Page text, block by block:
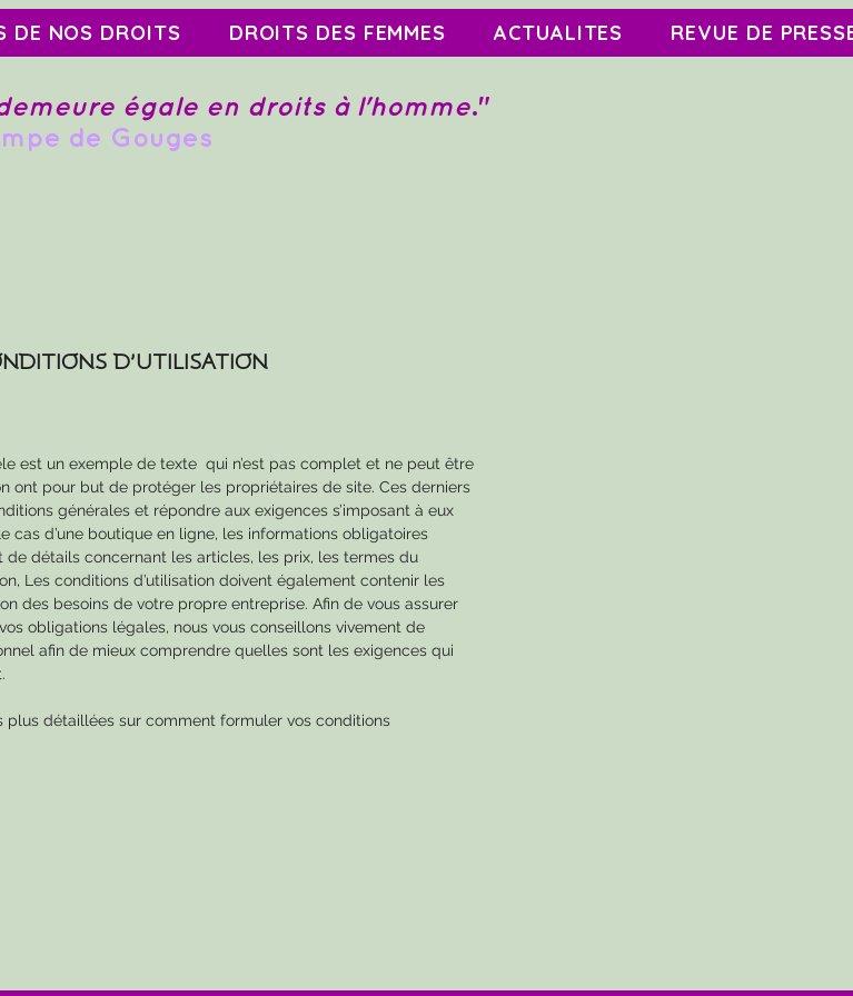
DE NOS DROITS DROITS DES FEMMES ACTUALITES REVUE DE
égale en droits à l'homme."
de Gouges
D’UTILISATION
est un exemple de texte qui n’est pas complet et ne peut être
ont pour but de protéger les propriétaires de site. Ces derniers
générales et répondre aux exigences s’imposant à eux
cas d’une boutique en ligne, les informations obligatoires
de détails concernant les articles, les prix, les termes du
Les conditions d’utilisation doivent également contenir les
des besoins de votre propre entreprise. Afin de vous assurer
obligations légales, nous vous conseillons vivement de
afin de mieux comprendre quelles sont les exigences qui
plus détaillées sur comment formuler vos conditions